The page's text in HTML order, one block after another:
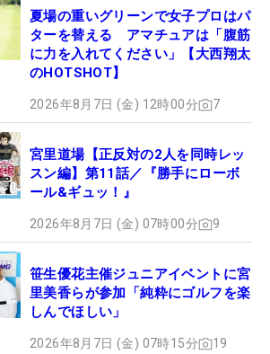
夏場の重いグリーンで女子プロはパ
ターを替える アマチュアは「腹筋
に力を入れてください」【大西翔太
のHOTSHOT】
2026年8月7日 (金) 12時00分 7
宮里道場【正反対の2人を同時レッ
スン編】第11話／『勝手にローボ
ール&ギュッ！』
2026年8月7日 (金) 07時00分 9
笹生優花主催ジュニアイベントに宮
里美香らが参加「純粋にゴルフを楽
しんでほしい」
2026年8月7日 (金) 07時15分 19